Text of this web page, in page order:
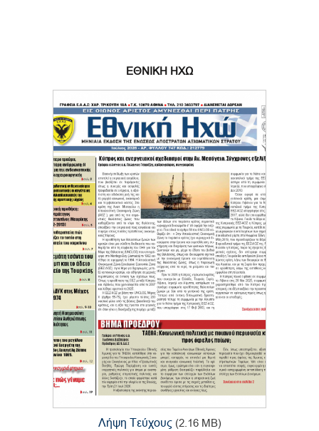
ΕΘΝΙΚΗ ΗΧΩ
Λήψη Τεύχους (2.16 MB)